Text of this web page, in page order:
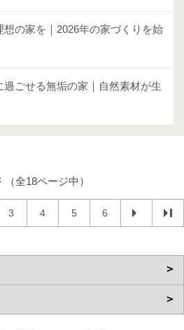
想の家を｜2026年の家づくりを始
過ごせる無垢の家｜自然素材が生
（全18ページ中）
3 4 5 6